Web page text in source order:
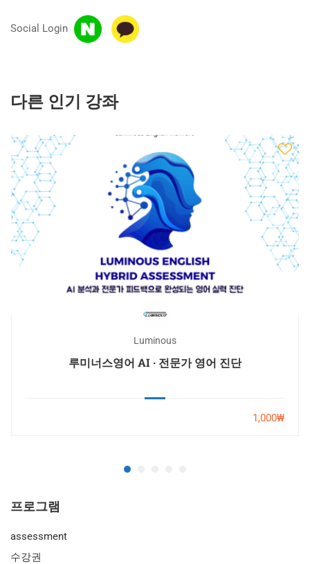
Social Login
다른 인기 강좌
Luminous
루미너스영어 AI · 전문가 영어 진단
1,000₩
프로그램
assessment
수강권